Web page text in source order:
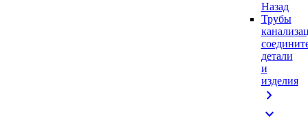
Назад
Трубы
детали
и
изделия
chevron_right
expand_more